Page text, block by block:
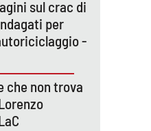
sul crac di
per
-
che non trova